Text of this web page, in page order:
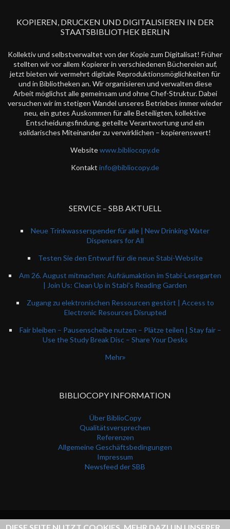
KOPIEREN, DRUCKEN UND DIGITALISIEREN IN DER
STAATSBIBLIOTHEK BERLIN
Kollektiv und selbstverwaltet von der Kopie zum Digitalisat! Früher
stellten wir vor allem Kopierer in verschiedenen Büchereien auf,
jetzt bieten wir vermehrt digitale Reproduktionsmöglichkeiten für
und in Bibliotheken an. Wir organisieren und verwalten diese
Arbeit möglichst alle gemeinsam und ohne Chef-Struktur. Dabei
versuchen wir im stetigen Wandel unseres Betriebes immer wieder
neu, ein gutes Auskommen für alle Beteiligten, kollektive
Entscheidungsfindung, geteilte Verantwortung und ein
solidarisches Miteinander zu verwirklichen – kopierenswert!
Websitewww.bibliocopy.de
Kontakt info@bibliocopy.de
SERVICE – SBB AKTUELL
Neue Trinkwasserspender für alle | New Drinking Water
Dispensers for All
Testen Sie den Entwurf für die neue Stabi-Website
Am 26. August mitmachen: Aufräumaktion im Stabi-Lesegarten
| Join Us: Clean Up in Stabi’s Reading Garden
Zugang zu elektronischen Ressourcen gestört | Access to
Electronic Resources Disrupted
Fair bleiben – Pausenscheibe nutzen – Plätze teilen | Stay fair –
Use the Study Break Disc – Share Your Desks
Mehr
BIBLIOCOPY INFORMATION
Über BiblioCopy
Qualitätsversprechen
Referenzen
Allgemeine Geschäftsbedingungen
Impressum
Newsfeed der SBB